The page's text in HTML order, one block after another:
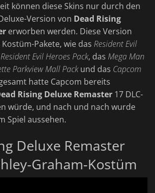
können diese Skins nur durch den
Version von Dead Rising
erworben werden. Diese Version
Pakete, wie das Resident Evil
Resident Evil Heroes Pack, das Mega Man
Parkview Mall Packund das Capcom
hatte Capcom bereits
Rising Deluxe Remaster 17 DLC-
würde, und nach und nach wurde
Spiel aussehen.
Deluxe Remaster
Graham-Kostüm